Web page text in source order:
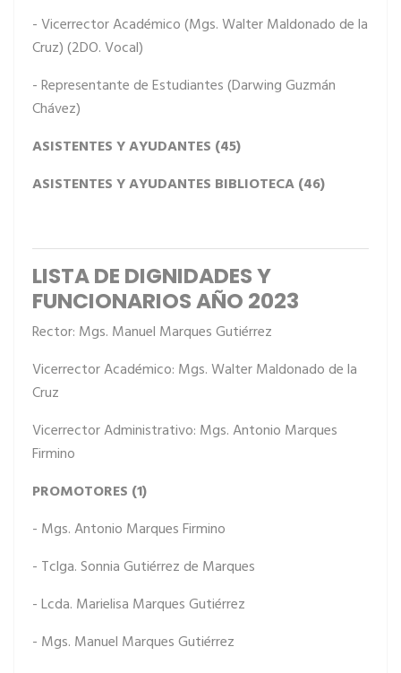
- Vicerrector Académico (Mgs. Walter Maldonado de la
Cruz) (2DO. Vocal)
- Representante de Estudiantes (Darwing Guzmán
Chávez)
ASISTENTES Y AYUDANTES (45)
ASISTENTES Y AYUDANTES BIBLIOTECA (46)
LISTA DE DIGNIDADES Y
FUNCIONARIOS AÑO 2023
Rector: Mgs. Manuel Marques Gutiérrez
Vicerrector Académico: Mgs. Walter Maldonado de la
Cruz
Vicerrector Administrativo: Mgs. Antonio Marques
Firmino
PROMOTORES (1)
- Mgs. Antonio Marques Firmino
- Tclga. Sonnia Gutiérrez de Marques
- Lcda. Marielisa Marques Gutiérrez
- Mgs. Manuel Marques Gutiérrez